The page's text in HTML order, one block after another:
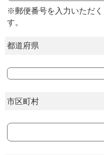
※郵便番号を入力いただ
す。
都道府県
市区町村